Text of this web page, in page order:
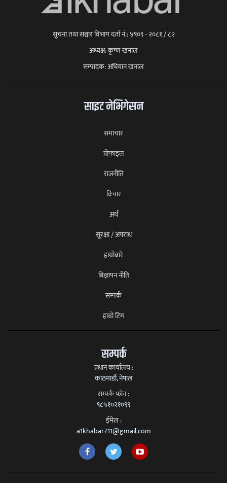
सूचना तथा सञ्चार विभाग दर्ता नं.: ४९०९ - २०८१ / ८२
अध्यक्ष: कृष्ण खनाल
सम्पादक: अभियान खनाल
साइट नेभिगेसन
समाचार
प्राेफाइल
राजनीति
विचार
अर्थ
सूरक्षा / अपराध
हाम्रोबारे
बिज्ञापन नीति
सम्पर्क
हाम्राे टिम
सम्पर्क
प्रधान कार्यालय :
काठमाडौं, नेपाल
सम्पर्क फाेन :
९८५१०२१०९९
ईमेल :
a1khabar711@gmail.com